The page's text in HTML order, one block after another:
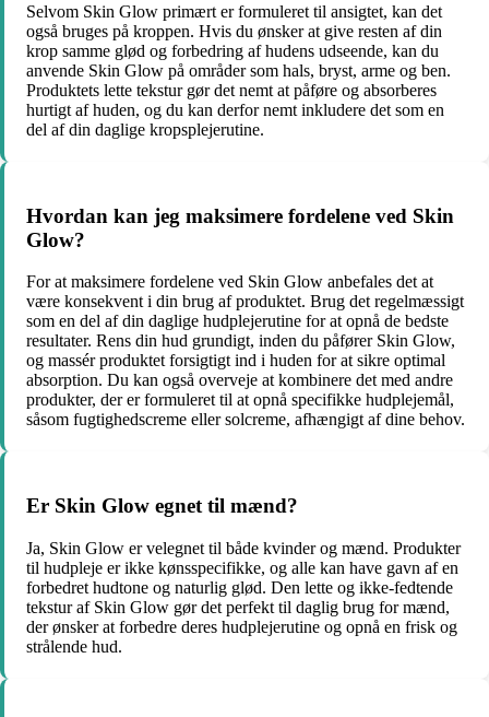
Selvom Skin Glow primært er formuleret til ansigtet, kan det
også bruges på kroppen. Hvis du ønsker at give resten af din
krop samme glød og forbedring af hudens udseende, kan du
anvende Skin Glow på områder som hals, bryst, arme og ben.
Produktets lette tekstur gør det nemt at påføre og absorberes
hurtigt af huden, og du kan derfor nemt inkludere det som en
del af din daglige kropsplejerutine.
Hvordan kan jeg maksimere fordelene ved Skin
Glow?
For at maksimere fordelene ved Skin Glow anbefales det at
være konsekvent i din brug af produktet. Brug det regelmæssigt
som en del af din daglige hudplejerutine for at opnå de bedste
resultater. Rens din hud grundigt, inden du påfører Skin Glow,
og massér produktet forsigtigt ind i huden for at sikre optimal
absorption. Du kan også overveje at kombinere det med andre
produkter, der er formuleret til at opnå specifikke hudplejemål,
såsom fugtighedscreme eller solcreme, afhængigt af dine behov.
Er Skin Glow egnet til mænd?
Ja, Skin Glow er velegnet til både kvinder og mænd. Produkter
til hudpleje er ikke kønsspecifikke, og alle kan have gavn af en
forbedret hudtone og naturlig glød. Den lette og ikke-fedtende
tekstur af Skin Glow gør det perfekt til daglig brug for mænd,
der ønsker at forbedre deres hudplejerutine og opnå en frisk og
strålende hud.